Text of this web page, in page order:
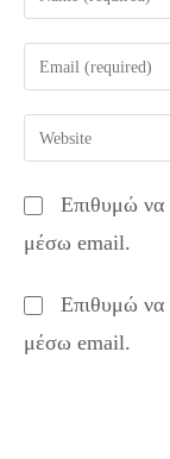
your
name
comment
Enter
your
email
address
comment
Enter
your
URL
(optional)
Επιθυμώ να
μέσω email.
Επιθυμώ να
μέσω email.